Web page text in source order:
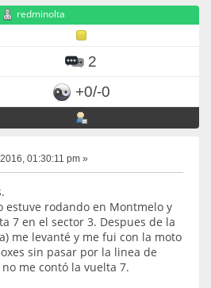
redminolta
2
+0/-0
01:30:11 pm »
estuve rodando en Montmelo y
7 en el sector 3. Despues de la
me levanté y me fui con la moto
sin pasar por la linea de
me contó la vuelta 7.